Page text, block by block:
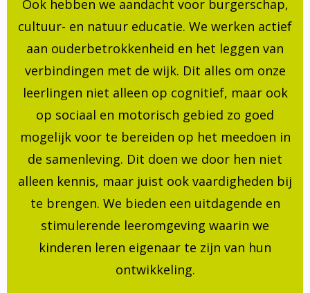
Ook hebben we aandacht voor burgerschap,
cultuur- en natuur educatie. We werken actief
aan ouderbetrokkenheid en het leggen van
verbindingen met de wijk. Dit alles om onze
leerlingen niet alleen op cognitief, maar ook
op sociaal en motorisch gebied zo goed
mogelijk voor te bereiden op het meedoen in
de samenleving. Dit doen we door hen niet
alleen kennis, maar juist ook vaardigheden bij
te brengen. We bieden een uitdagende en
stimulerende leeromgeving waarin we
kinderen leren eigenaar te zijn van hun
ontwikkeling.